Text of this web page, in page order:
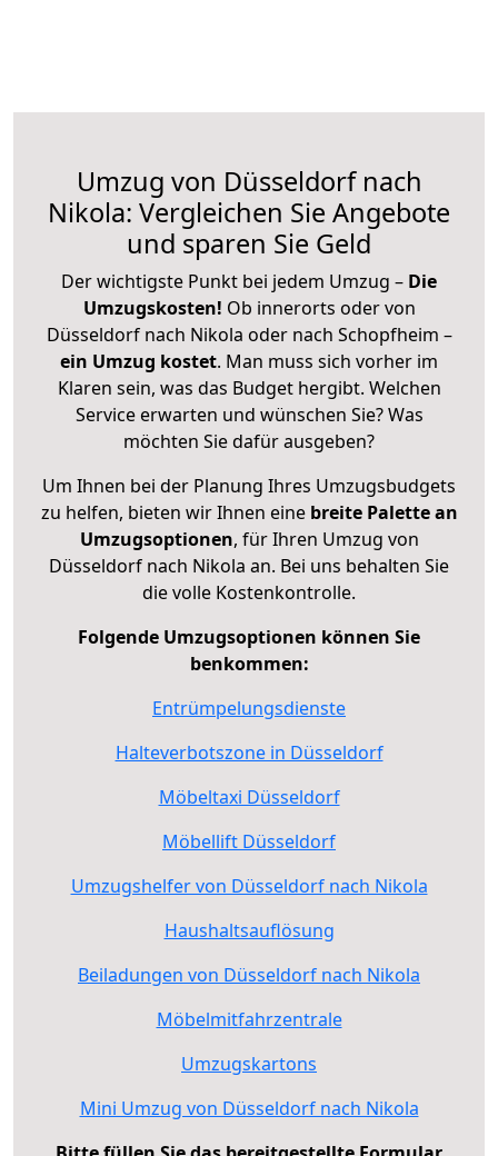
Umzug von Düsseldorf nach
Nikola: Vergleichen Sie Angebote
und sparen Sie Geld
Der wichtigste Punkt bei jedem Umzug – Die
Umzugskosten! Ob innerorts oder von
Düsseldorf nach Nikola oder nach Schopfheim –
ein Umzug kostet. Man muss sich vorher im
Klaren sein, was das Budget hergibt. Welchen
Service erwarten und wünschen Sie? Was
möchten Sie dafür ausgeben?
Um Ihnen bei der Planung Ihres Umzugsbudgets
zu helfen, bieten wir Ihnen eine breite Palette an
Umzugsoptionen, für Ihren Umzug von
Düsseldorf nach Nikola an. Bei uns behalten Sie
die volle Kostenkontrolle.
Folgende Umzugsoptionen können Sie
benkommen:
Entrümpelungsdienste
Halteverbotszone in Düsseldorf
Möbeltaxi Düsseldorf
Möbellift Düsseldorf
Umzugshelfer von Düsseldorf nach Nikola
Haushaltsauflösung
Beiladungen von Düsseldorf nach Nikola
Möbelmitfahrzentrale
Umzugskartons
Mini Umzug von Düsseldorf nach Nikola